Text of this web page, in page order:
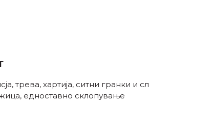
трева, хартија, ситни гранки и сл
едноставно склопување